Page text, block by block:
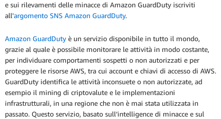
e sui rilevamenti delle minacce di Amazon GuardDuty iscriviti
all'argomento SNS Amazon GuardDuty.
Amazon GuardDuty è un servizio disponibile in tutto il mondo,
grazie al quale è possibile monitorare le attività in modo costante,
per individuare comportamenti sospetti o non autorizzati e per
proteggere le risorse AWS, tra cui account e chiavi di accesso di AWS.
GuardDuty identifica le attività inconsuete o non autorizzate, ad
esempio il mining di criptovalute e le implementazioni
infrastrutturali, in una regione che non è mai stata utilizzata in
passato. Questo servizio, basato sull’intelligence di minacce e sul